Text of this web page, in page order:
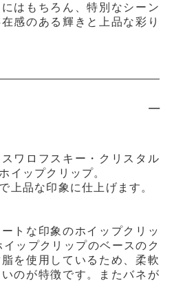
はもちろん、特別なシーン
感のある輝きと上品な彩り
ワロフスキー・クリスタル
イップクリップ。
上品な印象に仕上げます。
トな印象のホイップクリッ
ップクリップのベースのク
を使用しているため、柔軟
のが特徴です。またバネが